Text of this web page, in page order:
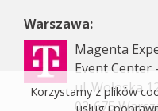
Warszawa:
Magenta
Event
ul. Wołoska
02-675
Korzystamy z plików